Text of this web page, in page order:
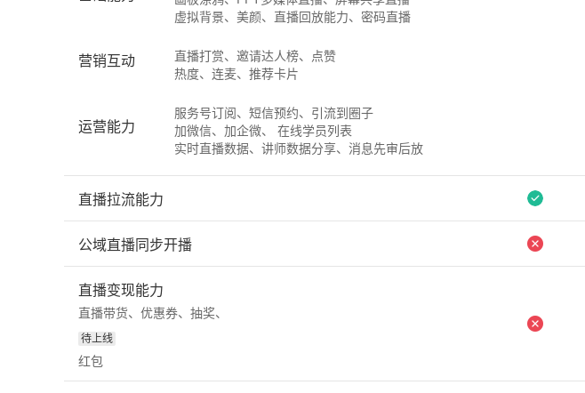
虚拟背景、美颜、直播回放能力、密码直播
营销互动
直播打赏、邀请达人榜、点赞
热度、连麦、推荐卡片
运营能力
服务号订阅、短信预约、引流到圈子
加微信、加企微、 在线学员列表
实时直播数据、讲师数据分享、消息先审后放
直播拉流能力
公域直播同步开播
直播变现能力
直播带货、优惠券、抽奖、
待上线
红包